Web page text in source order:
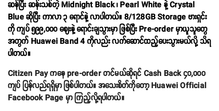
ဆန်ပြီး ဆန်းသစ်တဲ့ Midnight Black ၊ Pearl White နဲ့ Crystal
Blue ဆိုပြီး ကာလာ ၃ ရောင်နဲ့ လာပါတယ်။ 8/128GB Storage ဗားရှင်း
ကို ကျပ် ၅၉၉,၀၀၀ ဈေးနဲ့ ရောင်းချသွားမှာ ဖြစ်ပြီး Pre-order မှာယူသူတွေ
အတွက် Huawei Band 4 ကိုလည်း လက်ဆောင်ထည့်ပေးသွားမယ်လို့ သိရ
ပါတယ်။
Citizen Pay ကနေ pre-order တင်မယ်ဆိုရင် Cash Back ၄၀,၀၀၀
ကျပ် ပြန်လည်ရရှိမှာ ဖြစ်ပါတယ်။ အသေးစိတ်ကိုတော့ Huawei Official
Facebook Page မှာ ကြည့်လို့ရပါတယ်။